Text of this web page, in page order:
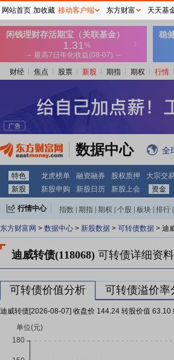
财经 焦点 股票 新股 期指 期权 行情
数据中心 全
特色 龙虎榜单 融资融券 股权质押 大宗交易
新股
新股申购 新股日历 新股上会 资金
行情中心 指数 期指 期权 个股 板块 排行
东方财富网 > 数据中心 > 新股数据 > 可转债数据 > 迪
迪威转债(118068) 可转债详细资料
可转债价值分析 可转债溢价率
迪威转债[2026-08-07] 收盘价 144.24 转股价值 63.10
网站首页 加收藏 移动客户端 东方财富 天天基